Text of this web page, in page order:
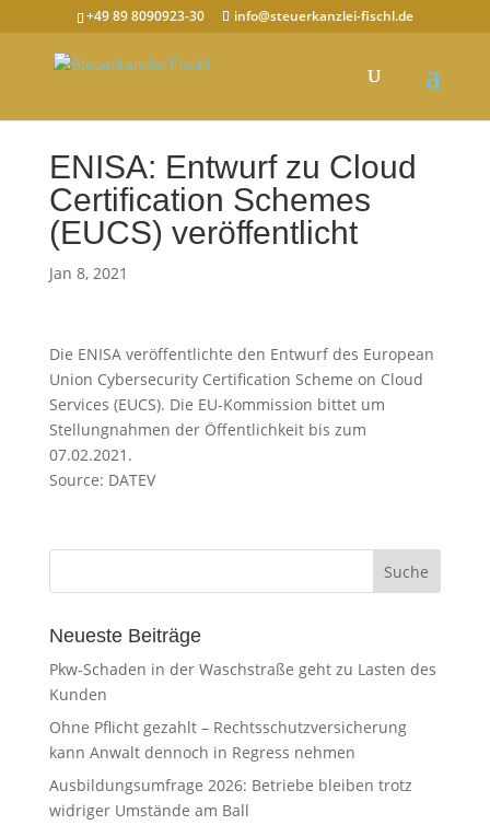
+49 89 8090923-30 info@steuerkanzlei-fischl.de
ENISA: Entwurf zu Cloud
Certification Schemes
(EUCS) veröffentlicht
Jan 8, 2021
Die ENISA veröffentlichte den Entwurf des European
Union Cybersecurity Certification Scheme on Cloud
Services (EUCS). Die EU-Kommission bittet um
Stellungnahmen der Öffentlichkeit bis zum
07.02.2021.
Source: DATEV
Neueste Beiträge
Pkw-Schaden in der Waschstraße geht zu Lasten des
Kunden
Ohne Pflicht gezahlt – Rechtsschutzversicherung
kann Anwalt dennoch in Regress nehmen
Ausbildungsumfrage 2026: Betriebe bleiben trotz
widriger Umstände am Ball